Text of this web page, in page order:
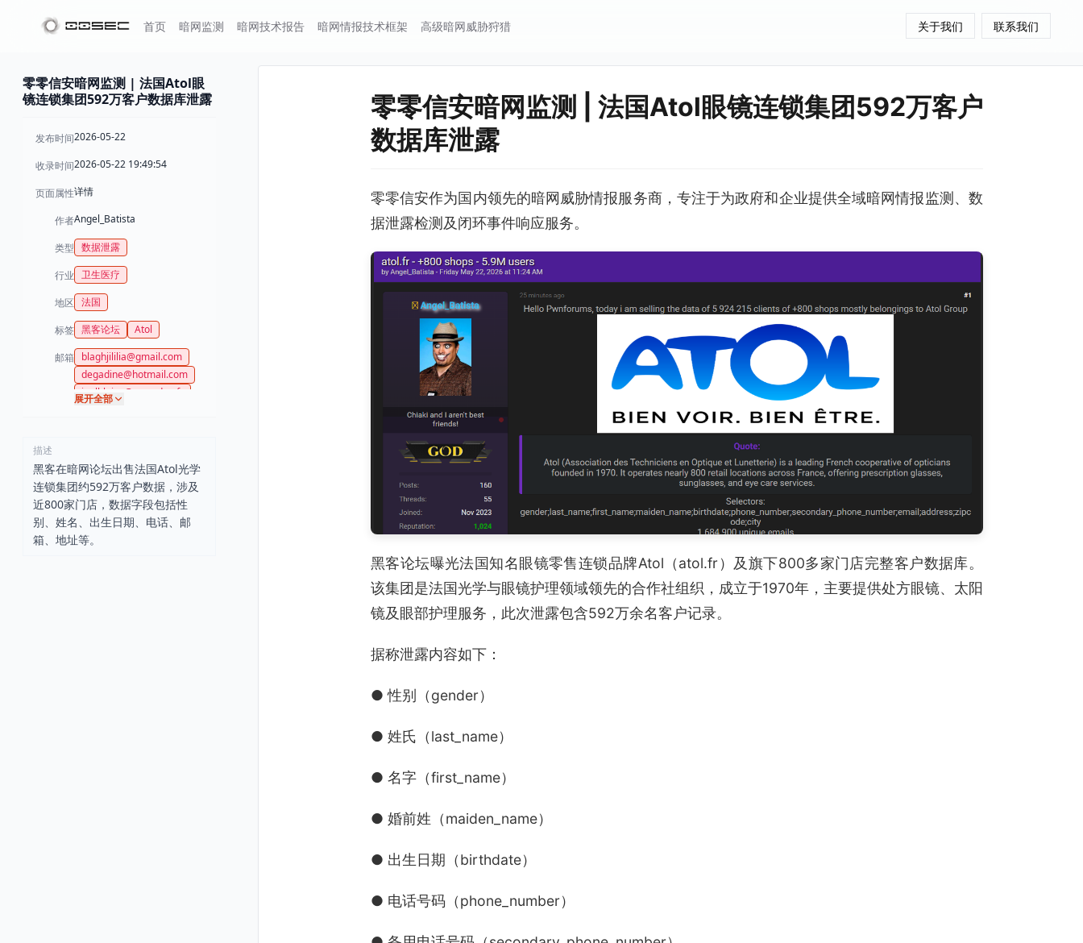
首页 暗网监测 暗网技术报告 暗网情报技术框架 高级暗网威胁狩猎 关于我们 联系我们
零零信安暗网监测 | 法国Atol眼
镜连锁集团592万客户数据库泄露
发布时间2026-05-22
收录时间2026-05-22 19:49:54
页面属性详情
作者Angel_Batista
类型 数据泄露
行业 卫生医疗
地区 法国
标签 黑客论坛 Atol
邮箱
blaghjililia@gmail.com
degadine@hotmail.com
joelblaise@wanadoo.fr
展开全部
描述
黑客在暗网论坛出售法国Atol光学
连锁集团约592万客户数据，涉及
近800家门店，数据字段包括性
别、姓名、出生日期、电话、邮
箱、地址等。
零零信安暗网监测 | 法国Atol眼镜连锁集团592万客户
数据库泄露
零零信安作为国内领先的暗网威胁情报服务商，专注于为政府和企业提供全域暗网情报监测、数
据泄露检测及闭环事件响应服务。
黑客论坛曝光法国知名眼镜零售连锁品牌Atol（atol.fr）及旗下800多家门店完整客户数据库。
该集团是法国光学与眼镜护理领域领先的合作社组织，成立于1970年，主要提供处方眼镜、太阳
镜及眼部护理服务，此次泄露包含592万余名客户记录。
据称泄露内容如下：
● 性别（gender）
● 姓氏（last_name）
● 名字（first_name）
● 婚前姓（maiden_name）
● 出生日期（birthdate）
● 电话号码（phone_number）